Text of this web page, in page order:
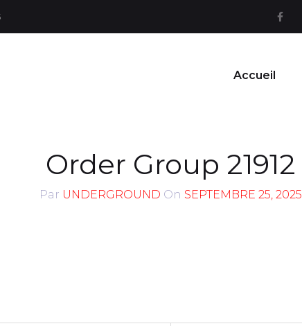
Accueil
Order Group 21912
Par UNDERGROUND On SEPTEMBRE 25, 2025